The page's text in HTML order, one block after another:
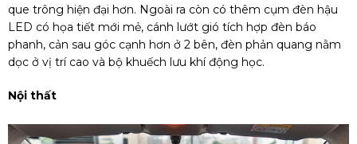
que trông hiện đại hơn. Ngoài ra còn có thêm cụm đèn hậu
LED có họa tiết mới mẻ, cánh lướt gió tích hợp đèn báo
phanh, cản sau góc cạnh hơn ở 2 bên, đèn phản quang nằm
dọc ở vị trí cao và bộ khuếch lưu khí động học.
Nội thất